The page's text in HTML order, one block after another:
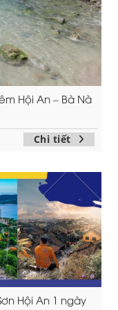
Hội An – Bà Nà
Chi tiết
Hội An 1 ngày